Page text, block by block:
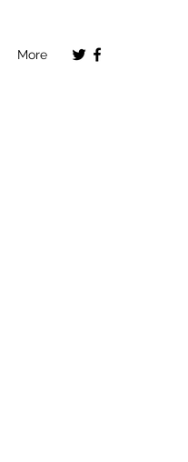
More